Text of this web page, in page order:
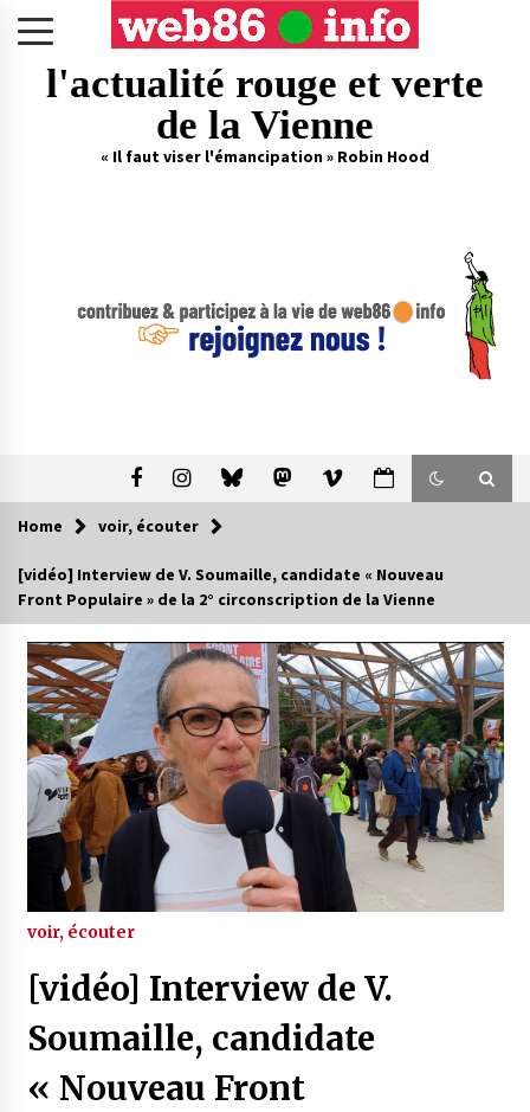
l'actualité rouge et verte
de la Vienne
« Il faut viser l'émancipation » Robin Hood
Home voir, écouter
[vidéo] Interview de V. Soumaille, candidate « Nouveau
Front Populaire » de la 2° circonscription de la Vienne
voir, écouter
[vidéo] Interview de V.
Soumaille, candidate
« Nouveau Front